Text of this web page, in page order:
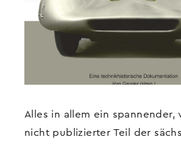
Alles in allem ein spannender,
nicht publizierter Teil der